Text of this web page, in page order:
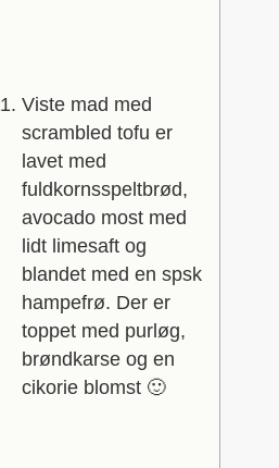
Viste mad med
scrambled tofu er
lavet med
fuldkornsspeltbrød,
avocado most med
lidt limesaft og
blandet med en spsk
hampefrø. Der er
toppet med purløg,
brøndkarse og en
cikorie blomst 🙂